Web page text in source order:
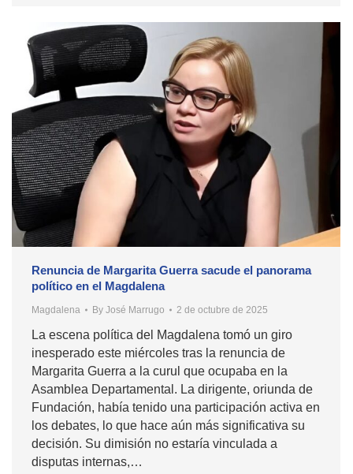
Renuncia de Margarita Guerra sacude el panorama
político en el Magdalena
Magdalena By José Marrugo 2 de octubre de 2025
La escena política del Magdalena tomó un giro
inesperado este miércoles tras la renuncia de
Margarita Guerra a la curul que ocupaba en la
Asamblea Departamental. La dirigente, oriunda de
Fundación, había tenido una participación activa en
los debates, lo que hace aún más significativa su
decisión. Su dimisión no estaría vinculada a
disputas internas,…